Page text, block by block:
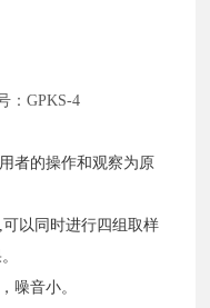
：GPKS-4
者的操作和观察为原
以同时进行四组取样
噪音小。